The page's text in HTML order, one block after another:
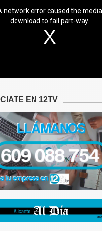
network error caused the media
download to fail part-way.
EN 12TV